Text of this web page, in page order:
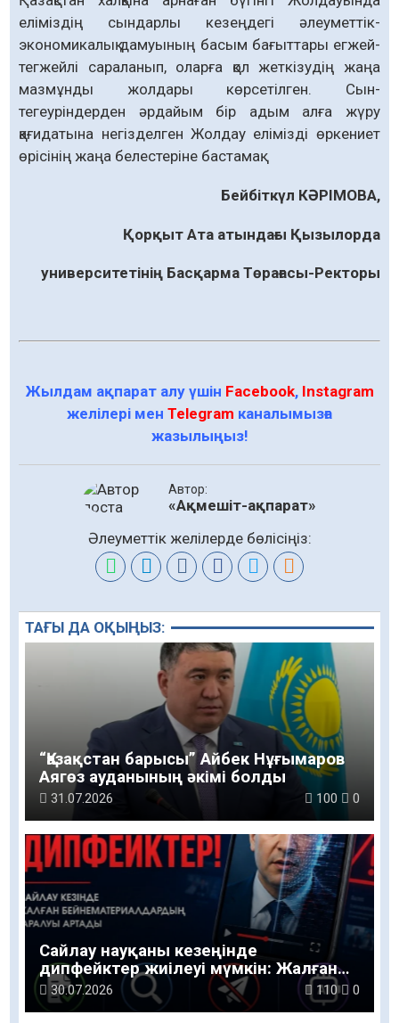
еліміздің сындарлы кезеңдегі әлеуметтік-
экономикалық дамуының басым бағыттары егжей-
тегжейлі сараланып, оларға қол жеткізудің жаңа
мазмұнды жолдары көрсетілген. Сын-
тегеуріндерден әрдайым бір адым алға жүру
қағидатына негізделген Жолдау елімізді өркениет
өрісінің жаңа белестеріне бастамақ.
Бейбіткүл КӘРІМОВА,
Қорқыт Ата атындағы Қызылорда
университетінің Басқарма Төрағасы-Ректоры
Жылдам ақпарат алу үшін Facebook, Instagram
желілері мен Telegram каналымызға
жазылыңыз!
Автор:
«Ақмешіт-ақпарат»
Әлеуметтік желілерде бөлісіңіз:
ТАҒЫ ДА ОҚЫҢЫЗ:
“Қазақстан барысы” Айбек Нұғымаров
Аягөз ауданының әкімі болды
31.07.2026 100 0
Сайлау науқаны кезеңінде
дипфейктер жиілеуі мүмкін: Жалған
ақпаратқа қарсы іс-қимыл орталығы
ескертеді
30.07.2026 110 0